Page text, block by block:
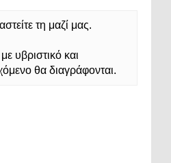
τη μαζί μας.
υβριστικό και
θα διαγράφονται.